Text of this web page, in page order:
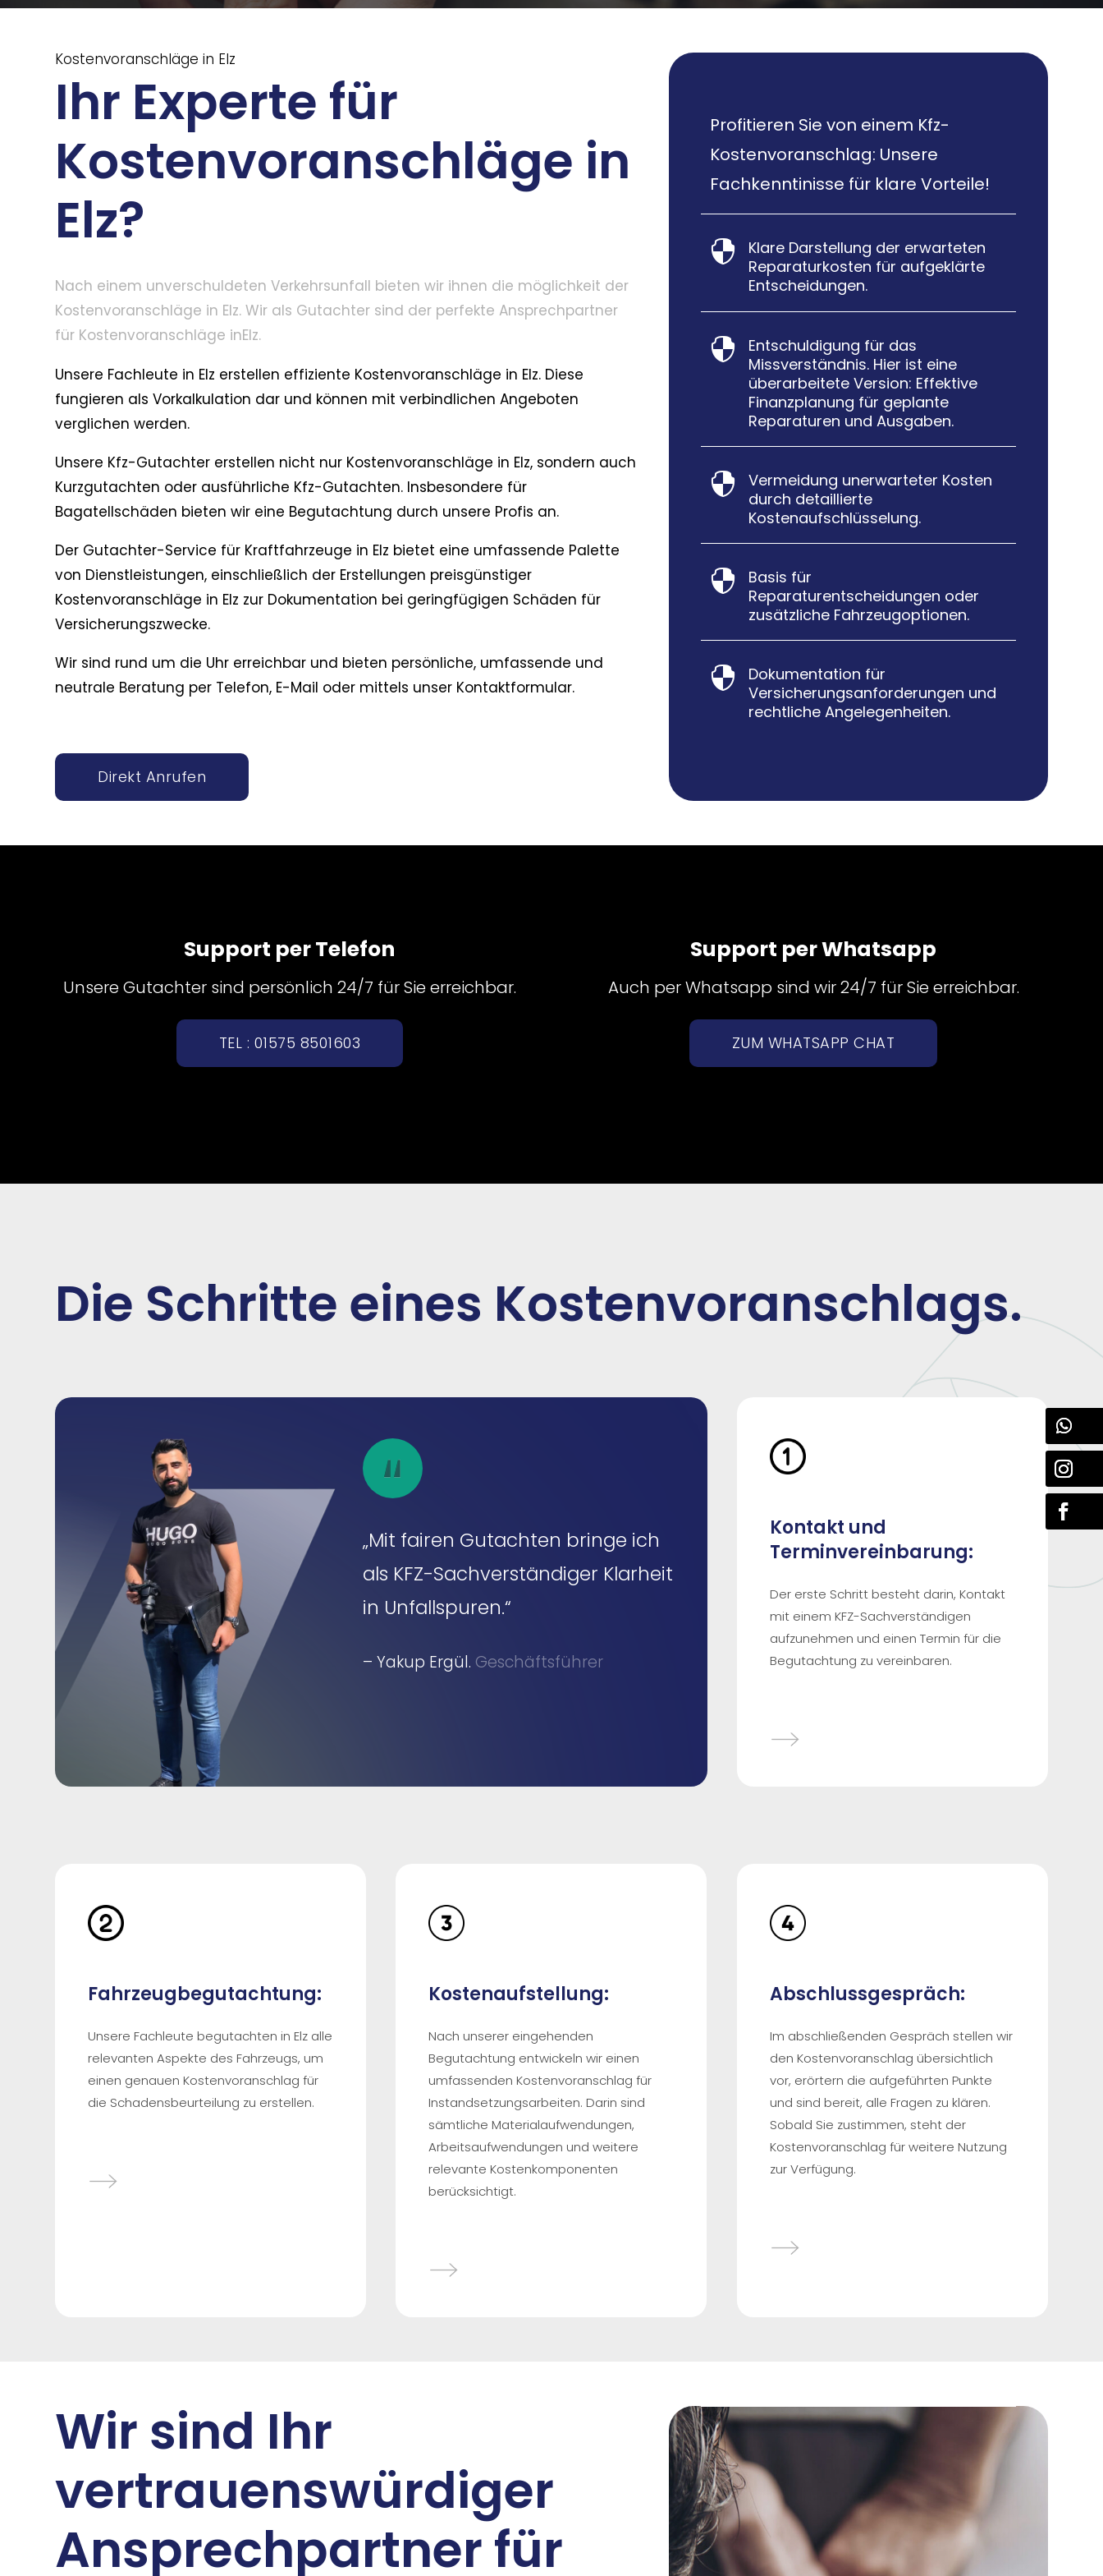
Kostenvoranschläge in Elz
Ihr Experte für
Kostenvoranschläge in
Elz?
Nach einem unverschuldeten Verkehrsunfall bieten wir ihnen die möglichkeit der
Kostenvoranschläge in Elz. Wir als Gutachter sind der perfekte Ansprechpartner
für Kostenvoranschläge inElz.
Unsere Fachleute in Elz erstellen effiziente Kostenvoranschläge in Elz. Diese
fungieren als Vorkalkulation dar und können mit verbindlichen Angeboten
verglichen werden.
Unsere Kfz-Gutachter erstellen nicht nur Kostenvoranschläge in Elz, sondern auch
Kurzgutachten oder ausführliche Kfz-Gutachten. Insbesondere für
Bagatellschäden bieten wir eine Begutachtung durch unsere Profis an.
Der Gutachter-Service für Kraftfahrzeuge in Elz bietet eine umfassende Palette
von Dienstleistungen, einschließlich der Erstellungen preisgünstiger
Kostenvoranschläge in Elz zur Dokumentation bei geringfügigen Schäden für
Versicherungszwecke.
Wir sind rund um die Uhr erreichbar und bieten persönliche, umfassende und
neutrale Beratung per Telefon, E-Mail oder mittels unser Kontaktformular.
Direkt Anrufen
Profitieren Sie von einem Kfz-
Kostenvoranschlag: Unsere
Fachkenntinisse für klare Vorteile!

Klare Darstellung der erwarteten
Reparaturkosten für aufgeklärte
Entscheidungen.

Entschuldigung für das
Missverständnis. Hier ist eine
überarbeitete Version: Effektive
Finanzplanung für geplante
Reparaturen und Ausgaben.

Vermeidung unerwarteter Kosten
durch detaillierte
Kostenaufschlüsselung.

Basis für
Reparaturentscheidungen oder
zusätzliche Fahrzeugoptionen.

Dokumentation für
Versicherungsanforderungen und
rechtliche Angelegenheiten.
Support per Telefon
Unsere Gutachter sind persönlich 24/7 für Sie erreichbar.
TEL : 01575 8501603
Support per Whatsapp
Auch per Whatsapp sind wir 24/7 für Sie erreichbar.
ZUM WHATSAPP CHAT
Die Schritte eines Kostenvoranschlags.
„Mit fairen Gutachten bringe ich
als KFZ-Sachverständiger Klarheit
in Unfallspuren.“
– Yakup Ergül. Geschäftsführer
Kontakt und
Terminvereinbarung:
Der erste Schritt besteht darin, Kontakt
mit einem KFZ-Sachverständigen
aufzunehmen und einen Termin für die
Begutachtung zu vereinbaren.
Fahrzeugbegutachtung:
Unsere Fachleute begutachten in Elz alle
relevanten Aspekte des Fahrzeugs, um
einen genauen Kostenvoranschlag für
die Schadensbeurteilung zu erstellen.
Kostenaufstellung:
Nach unserer eingehenden
Begutachtung entwickeln wir einen
umfassenden Kostenvoranschlag für
Instandsetzungsarbeiten. Darin sind
sämtliche Materialaufwendungen,
Arbeitsaufwendungen und weitere
relevante Kostenkomponenten
berücksichtigt.
Abschlussgespräch:
Im abschließenden Gespräch stellen wir
den Kostenvoranschlag übersichtlich
vor, erörtern die aufgeführten Punkte
und sind bereit, alle Fragen zu klären.
Sobald Sie zustimmen, steht der
Kostenvoranschlag für weitere Nutzung
zur Verfügung.
Wir sind Ihr
vertrauenswürdiger
Ansprechpartner für